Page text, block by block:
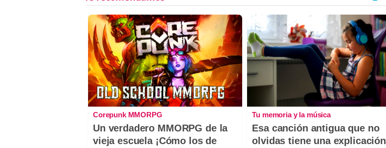
Corepunk MMORPG
Un verdadero MMORPG de la
vieja escuela ¡Cómo los de
Tu memoria y la música
Esa canción antigua que no
olvidas tiene una explicación